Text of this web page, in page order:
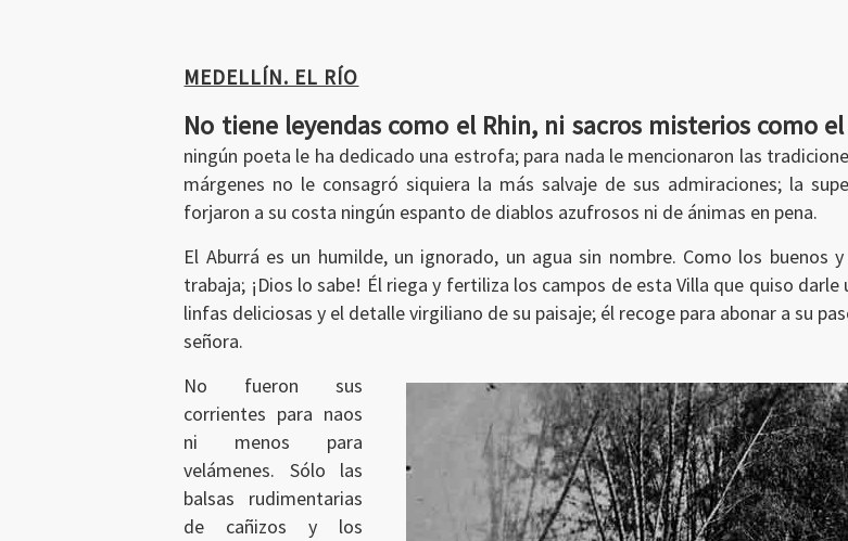
MEDELLÍN. EL RÍO
No tiene leyendas como el Rhin, ni sacros misterios como el
ningún poeta le ha dedicado una estrofa; para nada le mencionaron las
márgenes no le consagró siquiera la más salvaje de sus admiraciones; la
forjaron a su costa ningún espanto de diablos azufrosos ni de ánimas en pena.
El Aburrá es un humilde, un ignorado, un agua sin nombre. Como los buenos
trabaja; ¡Dios lo sabe! Él riega y fertiliza los campos de esta Villa que quiso
linfas deliciosas y el detalle virgiliano de su paisaje; él recoge para abonar a su
señora.
No fueron sus
corrientes para naos
ni menos para
velámenes. Sólo las
balsas rudimentarias
de cañizos y los